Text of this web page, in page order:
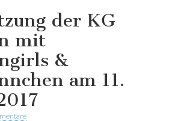
der KG
mit
&
am 11.